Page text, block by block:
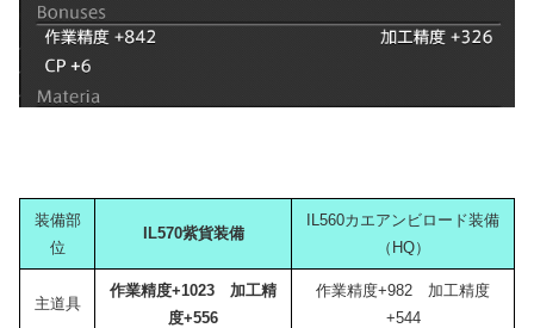
装備部
位
IL570紫貨装備
IL560カエアンビロード装備
（HQ）
主道具
作業精度+1023 加工精
度+556
作業精度+982 加工精度
+544